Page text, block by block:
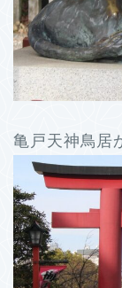
亀戸天神鳥